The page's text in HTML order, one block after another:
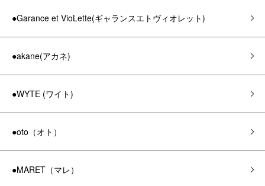
●Garance et VioLette(ギャランスエトヴィオレット)
●akane(アカネ)
●WYTE (ワイト)
●oto（オト）
●MARET（マレ）